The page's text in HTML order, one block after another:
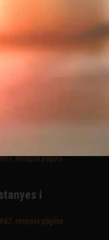
rom
1907, recepta pàgina
i coulis de
recepta pàgina
i
recepta pàgina